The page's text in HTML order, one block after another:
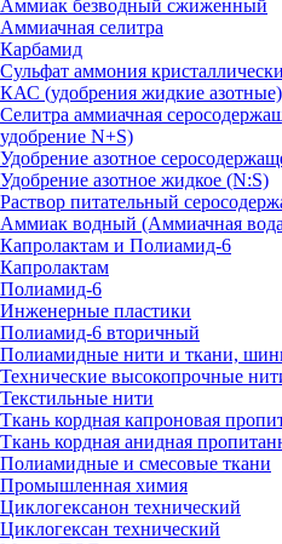
Аммиак безводный сжиженный
Аммиачная селитра
Карбамид
Сульфат аммония
КАС (удобрения жидкие азотные)
Селитра аммиачная
удобрение N+S)
Удобрение азотное
Удобрение азотное жидкое (N:S)
Раствор питательный
Аммиак водный (Аммиачная
Капролактам и Полиамид-6
Капролактам
Полиамид-6
Инженерные пластики
Полиамид-6 вторичный
Полиамидные нити и ткани,
Технические высокопрочные
Текстильные нити
Ткань кордная капроновая
Ткань кордная анидная
Полиамидные и смесовые ткани
Промышленная химия
Циклогексанон технический
Циклогексан технический